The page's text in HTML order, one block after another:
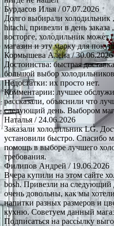
Бурдасов Илья/ 07.07.2026
Долго выбирали
hitachi, привезли в день
восторге, холодильник может
магазин и эту марку для
Кормышева Алена/ 30.06.2026
Достоинства: быстрая
большой выбор
Недостатки: их просто нет.
Комментарии: лучшее
рассказали, объяснили что
следующий день. Выбором
Наталья / 24.06.2026
Заказали холодильник LG.
установили быстро. Спасибо
помощь в выборе лучшего
требования.
Филипов Андрей/ 19.06.2026
Вчера купили на этом сайте
bosh. Привезли на следующий
очень довольны, как мы
напитки разных размеров и
кухню. Советуем данный
Подписаться на рассылку